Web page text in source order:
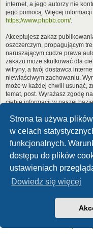
Strona ta używa
w celach
funkcjonalnych.
dostępu do plików
ustawieniach
Dowiedz się więcej
internet, a jego autorzy nie
jego pomocą. Więcej
https://www.phpbb.com/.
Akceptujesz zakaz
oszczerczym, propagującym
naruszającym cudze prawa
zakazu może skutkować dla
witryny, a twój dostawca
niewłaściwym zachowaniu.
może w każdej chwili usunąć,
temat, post. Wyrażasz zgodę
ciebie informacji w naszej
nikomu bez twojej zgody, ale
ponosi odpowiedzialności za
dojść do kradzieży danych.
Forum Dinozaury.com
Technologię dostarcza
Polski